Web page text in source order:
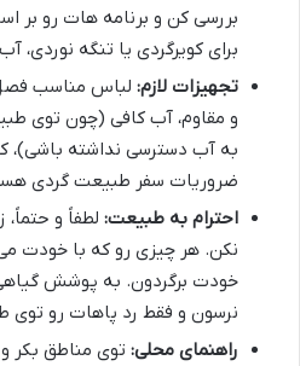
بررسی کن و برنامه هات رو
برای کویرگردی یا تنگه نوردی،
تجهیزات لازم: لباس مناسب
و مقاوم، آب کافی (چون توی
به آب دسترسی نداشته باشی)،
ضروریات سفر طبیعت گردی
احترام به طبیعت: لطفاً و
نکن. هر چیزی رو که با خودت
خودت برگردون. به پوشش
نرسون و فقط رد پاهات رو توی
راهنمای محلی: توی مناطق بکر